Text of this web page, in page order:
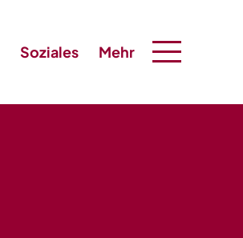
Soziales Mehr